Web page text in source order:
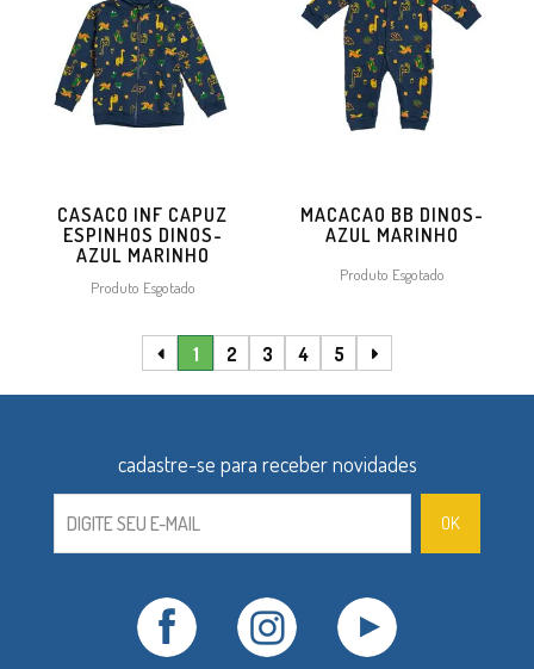
CASACO INF CAPUZ
ESPINHOS DINOS-
AZUL MARINHO
Produto Esgotado
MACACAO BB DINOS-
AZUL MARINHO
Produto Esgotado
1 2 3 4 5